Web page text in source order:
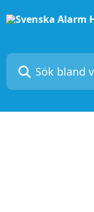
Sök bland våra